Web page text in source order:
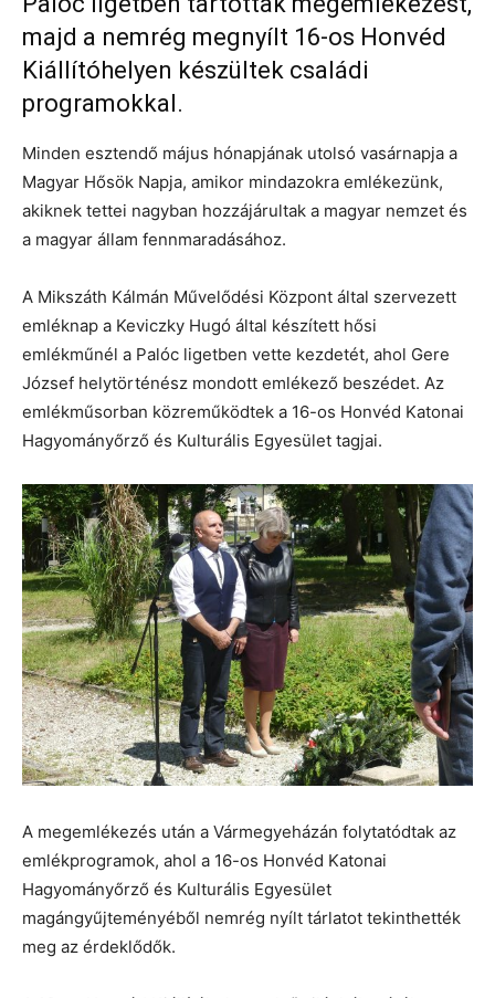
majd a nemrég megnyílt 16-os Honvéd
Kiállítóhelyen készültek családi
programokkal.
Minden esztendő május hónapjának utolsó vasárnapja a
Magyar Hősök Napja, amikor mindazokra emlékezünk,
akiknek tettei nagyban hozzájárultak a magyar nemzet és
a magyar állam fennmaradásához.
A Mikszáth Kálmán Művelődési Központ által szervezett
emléknap a Keviczky Hugó által készített hősi
emlékműnél a Palóc ligetben vette kezdetét, ahol Gere
József helytörténész mondott emlékező beszédet. Az
emlékműsorban közreműködtek a 16-os Honvéd Katonai
Hagyományőrző és Kulturális Egyesület tagjai.
A megemlékezés után a Vármegyeházán folytatódtak az
emlékprogramok, ahol a 16-os Honvéd Katonai
Hagyományőrző és Kulturális Egyesület
magángyűjteményéből nemrég nyílt tárlatot tekinthették
meg az érdeklődők.